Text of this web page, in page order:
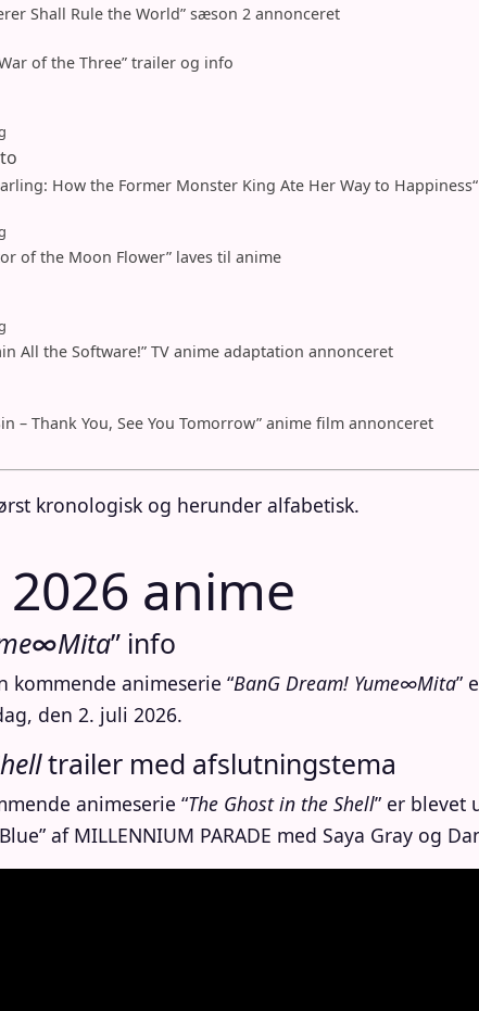
Shall Rule the World” sæson 2 annonceret
of the Three” trailer og info
How the Former Monster King Ate Her Way to
of the Moon Flower” laves til anime
All the Software!” TV anime adaptation annonceret
– Thank You, See You Tomorrow” anime film annonceret
kronologisk og herunder alfabetisk.
anime
” info
kommende animeserie “BanG Dream! Yume∞Mita”
den 2. juli 2026.
trailer med afslutningstema
animeserie “The Ghost in the Shell” er blevet
af MILLENNIUM PARADE med Saya Gray og